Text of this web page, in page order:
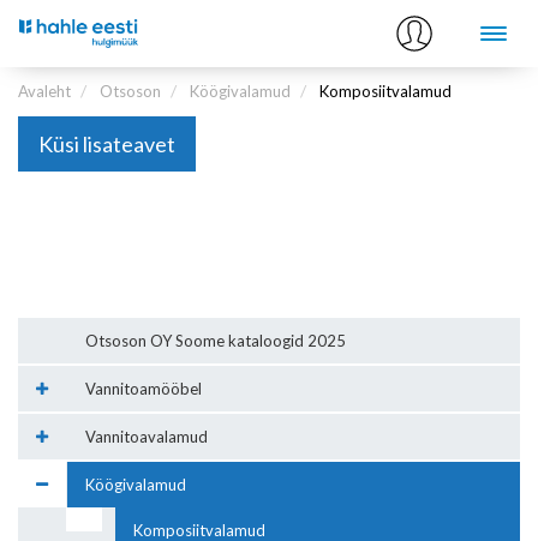
Avaleht Otsoson Köögivalamud Komposiitvalamud
Küsi lisateavet
Otsoson OY Soome kataloogid 2025
Vannitoamööbel
Vannitoavalamud
Köögivalamud
Komposiitvalamud